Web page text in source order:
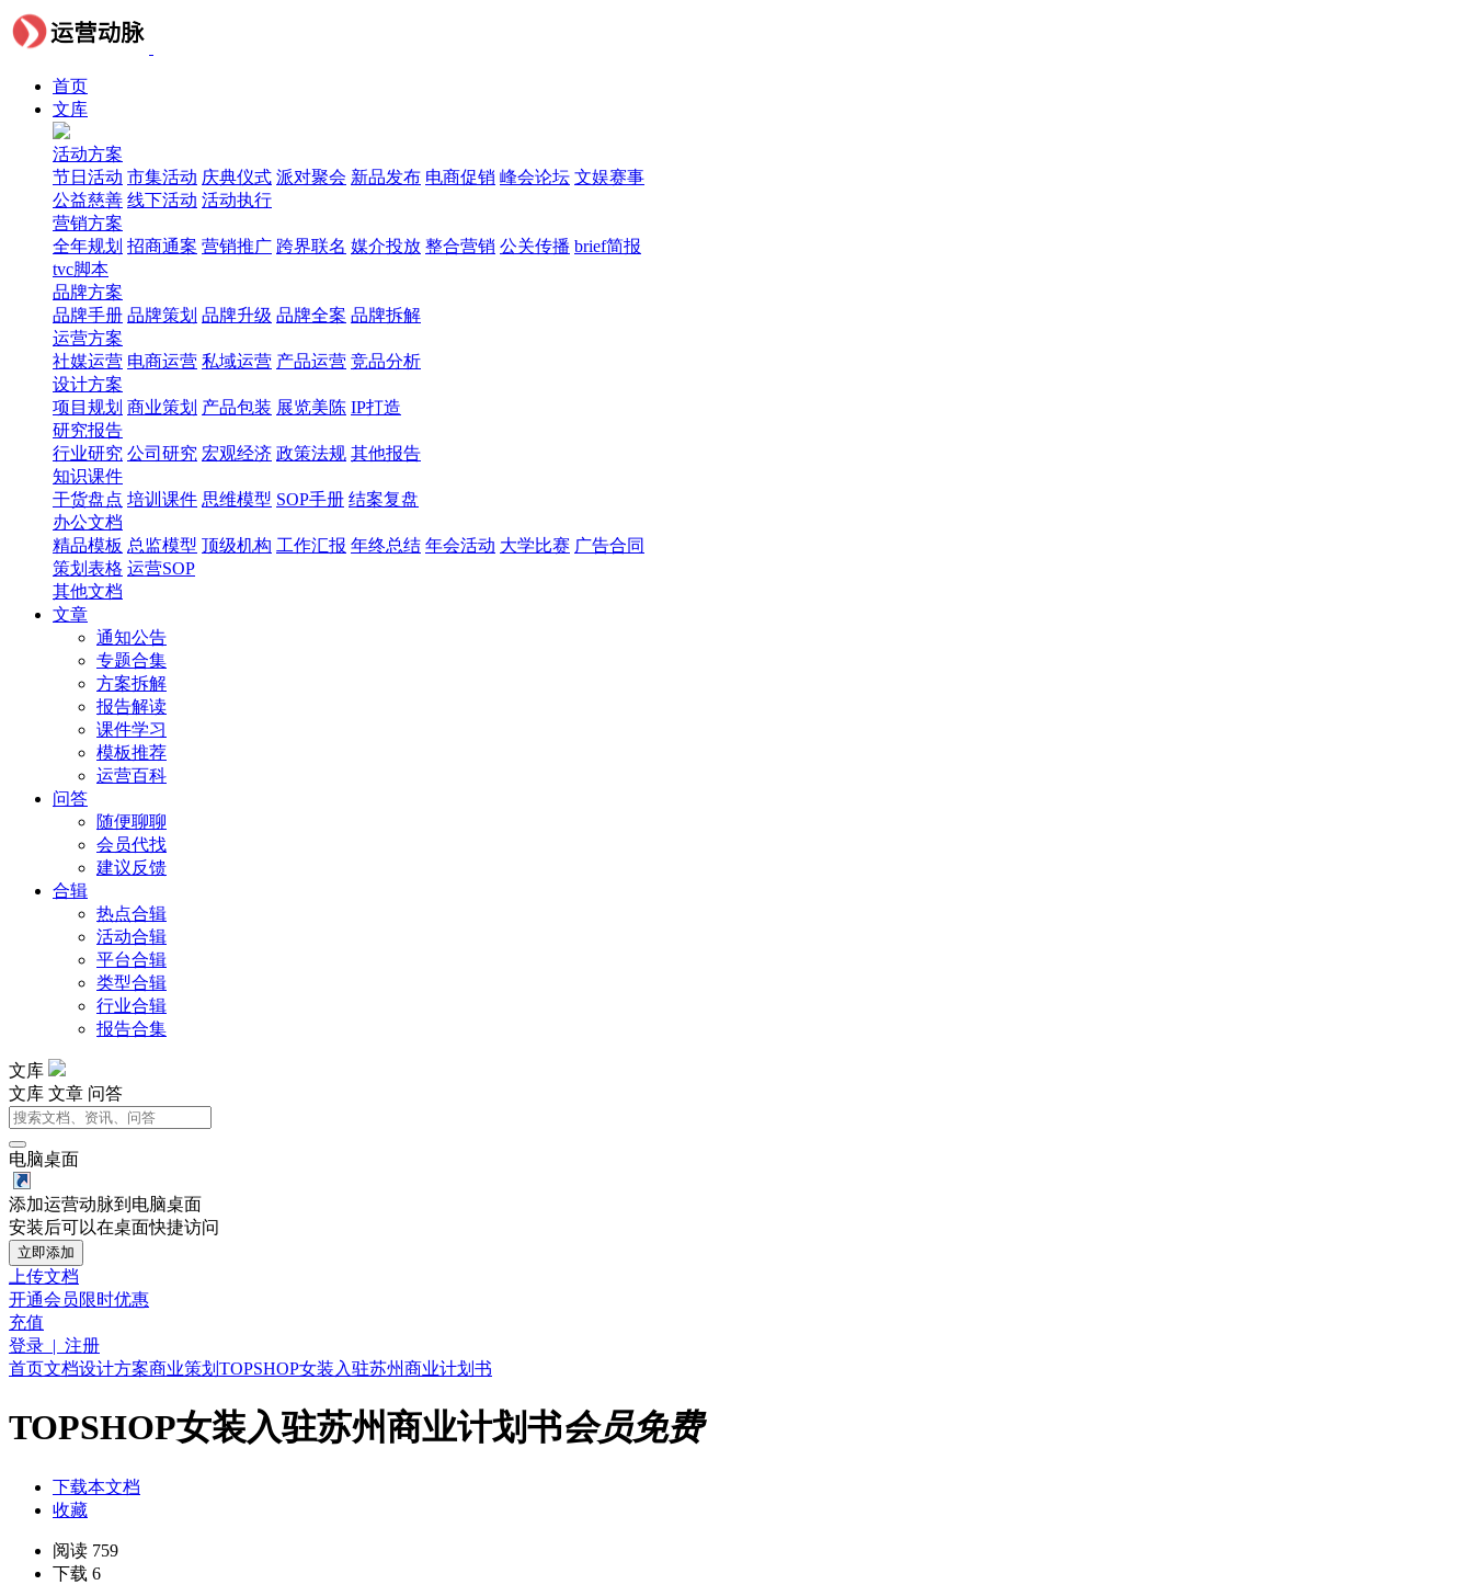
首页
文库
活动方案
节日活动 市集活动 庆典仪式 派对聚会 新品发布 电商促销 峰会论坛 文娱赛事
公益慈善 线下活动 活动执行
营销方案
全年规划 招商通案 营销推广 跨界联名 媒介投放 整合营销 公关传播 brief简报
tvc脚本
品牌方案
品牌手册 品牌策划 品牌升级 品牌全案 品牌拆解
运营方案
社媒运营 电商运营 私域运营 产品运营 竞品分析
设计方案
项目规划 商业策划 产品包装 展览美陈 IP打造
研究报告
行业研究 公司研究 宏观经济 政策法规 其他报告
知识课件
干货盘点 培训课件 思维模型 SOP手册 结案复盘
办公文档
精品模板 总监模型 顶级机构 工作汇报 年终总结 年会活动 大学比赛 广告合同
策划表格 运营SOP
其他文档
文章
通知公告
专题合集
方案拆解
报告解读
课件学习
模板推荐
运营百科
问答
随便聊聊
会员代找
建议反馈
合辑
热点合辑
活动合辑
平台合辑
类型合辑
行业合辑
报告合集
文库
文库 文章 问答
电脑桌面
添加运营动脉到电脑桌面
安装后可以在桌面快捷访问
立即添加
上传文档
开通会员限时优惠
充值
登录 | 注册
首页文档设计方案商业策划 TOPSHOP女装入驻苏州商业计划书
TOPSHOP女装入驻苏州商业计划书会员免费
下载本文档
收藏
阅读 759
下载 6